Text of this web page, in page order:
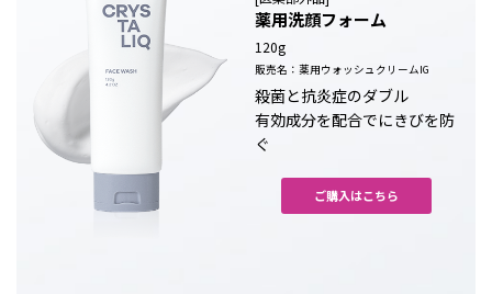
薬用洗顔フォーム
120g
販売名：薬用ウォッシュクリームIG
殺菌と抗炎症のダブル
有効成分を配合でにきびを防
ぐ
ご購入はこちら